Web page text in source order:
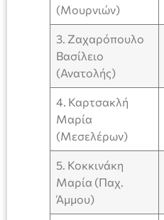
(Μουρνιών)
3. Ζαχαρόπουλο
Βασίλειο
(Ανατολής)
4. Καρτσακλή
Μαρία
(Μεσελέρων)
5. Κοκκινάκη
Μαρία (Παχ.
Άμμου)